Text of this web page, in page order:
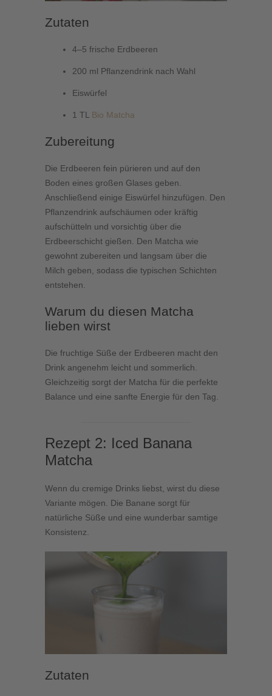
Zutaten
4–5 frische Erdbeeren
200 ml Pflanzendrink nach Wahl
Eiswürfel
1 TL Bio Matcha
Zubereitung
Die Erdbeeren fein pürieren und auf den
Boden eines großen Glases geben.
Anschließend einige Eiswürfel hinzufügen. Den
Pflanzendrink aufschäumen oder kräftig
aufschütteln und vorsichtig über die
Erdbeerschicht gießen. Den Matcha wie
gewohnt zubereiten und langsam über die
Milch geben, sodass die typischen Schichten
entstehen.
Warum du diesen Matcha
lieben wirst
Die fruchtige Süße der Erdbeeren macht den
Drink angenehm leicht und sommerlich.
Gleichzeitig sorgt der Matcha für die perfekte
Balance und eine sanfte Energie für den Tag.
Rezept 2: Iced Banana
Matcha
Wenn du cremige Drinks liebst, wirst du diese
Variante mögen. Die Banane sorgt für
natürliche Süße und eine wunderbar samtige
Konsistenz.
Zutaten